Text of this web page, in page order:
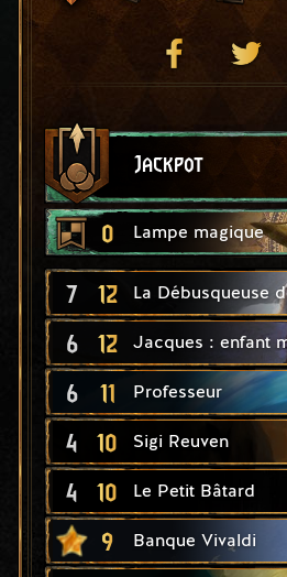
Jackpot
0 Lampe magique
7 12 La Débusqueuse
6 12 Jacques : enfant
6 11 Professeur
4 10 Sigi Reuven
4 10 Le Petit Bâtard
9 Banque Vivaldi